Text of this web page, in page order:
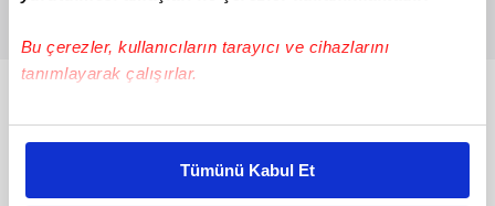
Bu çerezler, kullanıcıların tarayıcı ve cihazlarını
tanımlayarak çalışırlar.
Bu çerezlere izin vermeniz halinde sizlere özel
daha iyi reklam deneyimi yaşatabiliriz. Bunu yaparken
Tümünü Kabul Et